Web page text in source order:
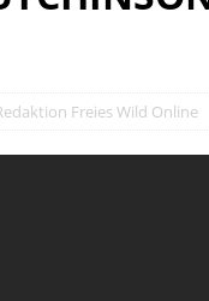
Freies Wild Online